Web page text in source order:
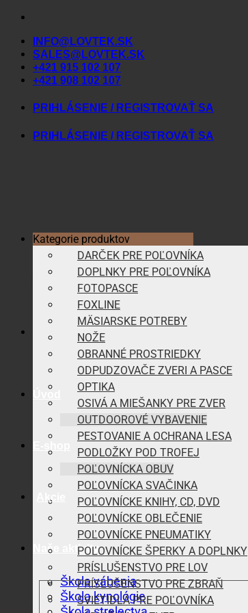
Skip
contentINFO@LOVTEK.SK
SALES@LOVTEK.SK
+421 915 102 107
+421 908 102 107
PRIHLÁSENIE / REGISTROVAŤ SA
PRIHLÁSENIE / REGISTROVAŤ SA
Akcie
Naše aktivity
Škola vábenia
Škola kynológie
Kategorie produktov
DARČEK PRE POĽOVNÍKA
DOPLNKY PRE POĽOVNÍKA
FOTOPASCE
FOXLINE
MÄSIARSKE POTREBY
NOŽE
OBRANNÉ PROSTRIEDKY
ODPUDZOVAČE ZVERI A PASCE
OPTIKA
OSIVÁ A MIEŠANKY PRE ZVER
OUTDOOROVÉ VYBAVENIE
PESTOVANIE A OCHRANA LESA
PODLOŽKY POD TROFEJ
POĽOVNÍCKA OBUV
POĽOVNÍCKA SVAČINKA
POĽOVNÍCKE KNIHY, CD, DVD
POĽOVNÍCKE OBLEČENIE
POĽOVNÍCKE PNEUMATIKY
POĽOVNÍCKE ŠPERKY A DOPLNKY
PRÍSLUŠENSTVO PRE LOV
PRÍSLUŠENSTVO PRE ZBRAŇ
SVIETIDLÁ PRE POĽOVNÍKA